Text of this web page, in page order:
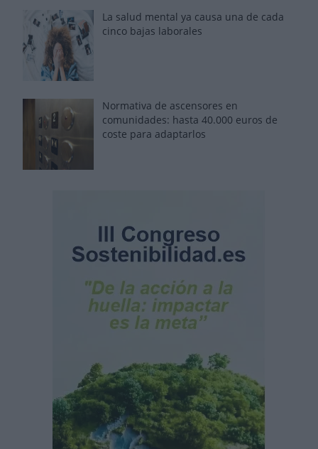
La salud mental ya causa una de cada
cinco bajas laborales
Normativa de ascensores en
comunidades: hasta 40.000 euros de
coste para adaptarlos